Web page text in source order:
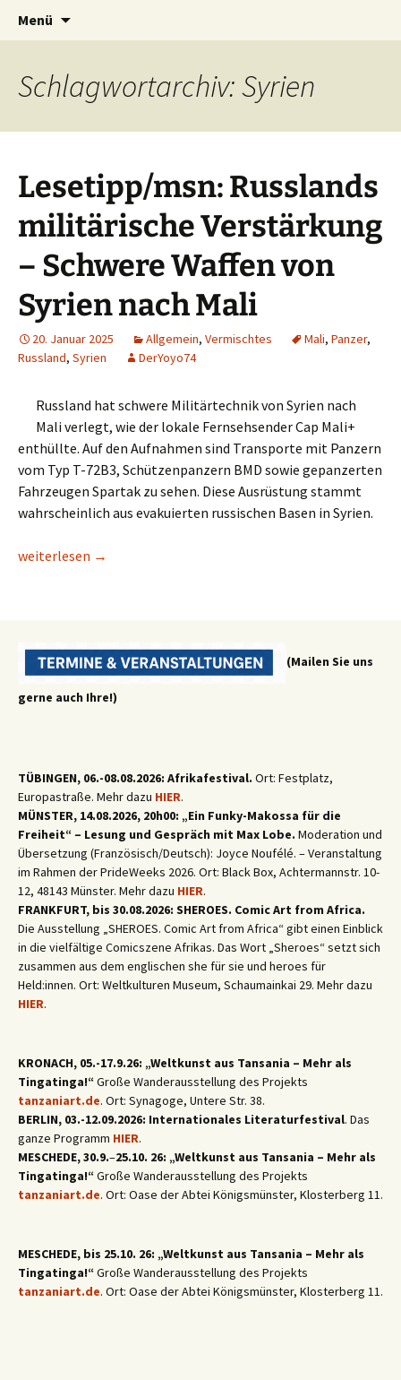
AFRICA live
Seit 1998: Aktuelles aus und mit Bezug zu
Afrika
Menü
Schlagwortarchiv: Syrien
Lesetipp/msn: Russlands
militärische Verstärkung
– Schwere Waffen von
Syrien nach Mali
20. Januar 2025 Allgemein, Vermischtes Mali, Panzer,
Russland, Syrien DerYoyo74
Russland hat schwere Militärtechnik von Syrien nach
Mali verlegt, wie der lokale Fernsehsender Cap Mali+
enthüllte. Auf den Aufnahmen sind Transporte mit Panzern
vom Typ T-72B3, Schützenpanzern BMD sowie gepanzerten
Fahrzeugen Spartak zu sehen. Diese Ausrüstung stammt
wahrscheinlich aus evakuierten russischen Basen in Syrien.
Lesetipp/msn: Russlands militärische Verstärkung – Schwere
weiterlesen →
(Mailen Sie uns
gerne auch Ihre!)
TÜBINGEN, 06.-08.08.2026: Afrikafestival. Ort: Festplatz,
Europastraße. Mehr dazu HIER.
MÜNSTER, 14.08.2026, 20h00: „Ein Funky-Makossa für die
Freiheit“ – Lesung und Gespräch mit Max Lobe. Moderation und
Übersetzung (Französisch/Deutsch): Joyce Noufélé. – Veranstaltung
im Rahmen der PrideWeeks 2026. Ort: Black Box, Achtermannstr. 10-
12, 48143 Münster. Mehr dazu HIER.
FRANKFURT, bis 30.08.2026: SHEROES. Comic Art from Africa.
Die Ausstellung „SHEROES. Comic Art from Africa“ gibt einen Einblick
in die vielfältige Comicszene Afrikas. Das Wort „Sheroes“ setzt sich
zusammen aus dem englischen she für sie und heroes für
Held:innen. Ort: Weltkulturen Museum, Schaumainkai 29. Mehr dazu
HIER.
KRONACH, 05.-17.9.26: „Weltkunst aus Tansania – Mehr als
Tingatinga!“Große Wanderausstellung des Projekts
tanzaniart.de. Ort: Synagoge, Untere Str. 38.
BERLIN, 03.-12.09.2026: Internationales Literaturfestival. Das
ganze Programm HIER.
MESCHEDE, 30.9.–25.10. 26: „Weltkunst aus Tansania – Mehr als
Tingatinga!“Große Wanderausstellung des Projekts
tanzaniart.de. Ort: Oase der Abtei Königsmünster, Klosterberg 11.
MESCHEDE, bis 25.10. 26: „Weltkunst aus Tansania – Mehr als
Tingatinga!“Große Wanderausstellung des Projekts
tanzaniart.de. Ort: Oase der Abtei Königsmünster, Klosterberg 11.